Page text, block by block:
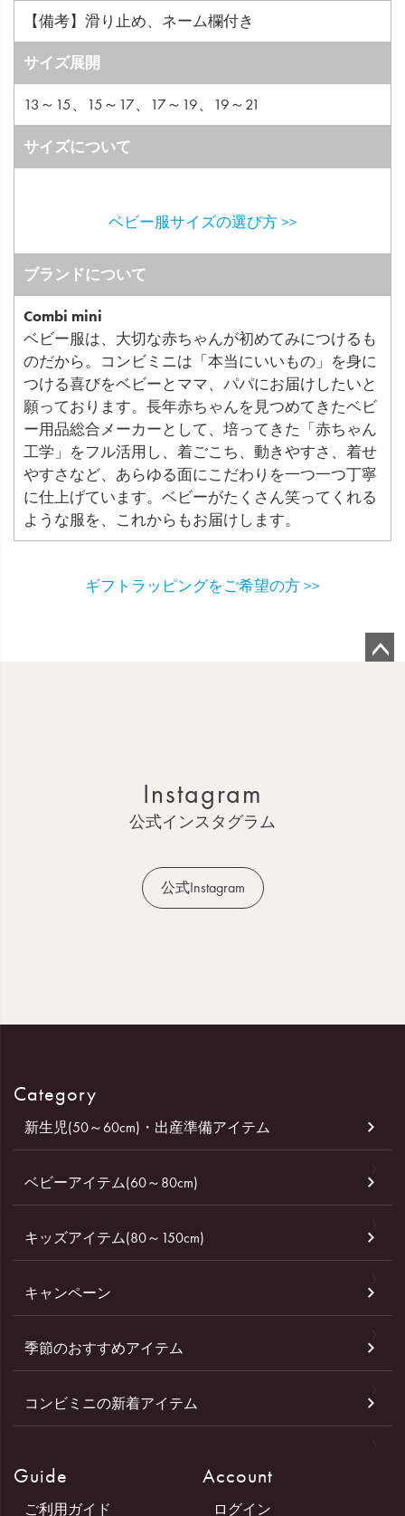
【備考】滑り止め、ネーム欄付き
サイズ展開
13～15、15～17、17～19、19～21
サイズについて
ベビー服サイズの選び方 >>
ブランドについて
Combi mini
ベビー服は、大切な赤ちゃんが初めてみにつけるも
のだから。コンビミニは「本当にいいもの」を身に
つける喜びをベビーとママ、パパにお届けしたいと
願っております。長年赤ちゃんを見つめてきたベビ
ー用品総合メーカーとして、培ってきた「赤ちゃん
工学」をフル活用し、着ごこち、動きやすさ、着せ
やすさなど、あらゆる面にこだわりを一つ一つ丁寧
に仕上げています。ベビーがたくさん笑ってくれる
ような服を、これからもお届けします。
ギフトラッピングをご希望の方 >>
Instagram
公式インスタグラム
公式Instagram
Category
新生児(50～60cm)・出産準備アイテム
ベビーアイテム(60～80cm)
キッズアイテム(80～150cm)
キャンペーン
季節のおすすめアイテム
コンビミニの新着アイテム
Guide
ご利用ガイド
Account
ログイン